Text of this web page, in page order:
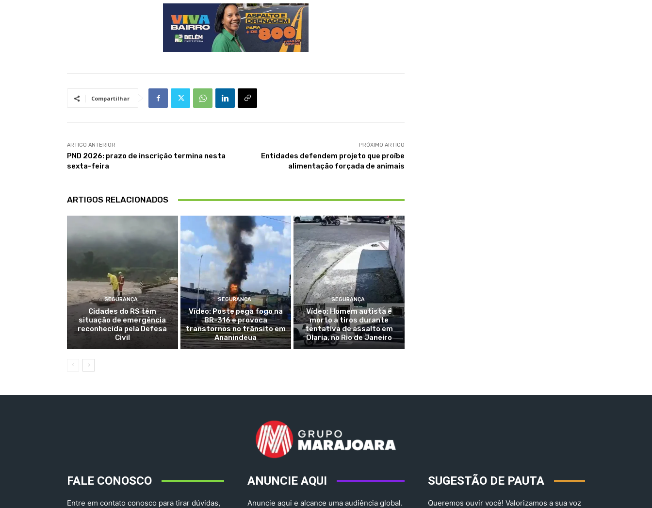
Compartilhar
ARTIGO ANTERIOR
PND 2026: prazo de inscrição termina nesta
sexta-feira
PRÓXIMO ARTIGO
Entidades defendem projeto que proíbe
alimentação forçada de animais
ARTIGOS RELACIONADOS
SEGURANÇA
Cidades do RS têm
situação de emergência
reconhecida pela Defesa
Civil
SEGURANÇA
Vídeo: Poste pega fogo na
BR-316 e provoca
transtornos no trânsito em
Ananindeua
SEGURANÇA
Vídeo: Homem autista é
morto a tiros durante
tentativa de assalto em
Olaria, no Rio de Janeiro
FALE CONOSCO
Entre em contato conosco para tirar dúvidas,
ANUNCIE AQUI
Anuncie aqui e alcance uma audiência global.
SUGESTÃO DE PAUTA
Queremos ouvir você! Valorizamos a sua voz